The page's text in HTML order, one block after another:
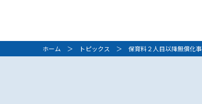
ホーム ＞ トピックス ＞ 保育料２人目以降無償化